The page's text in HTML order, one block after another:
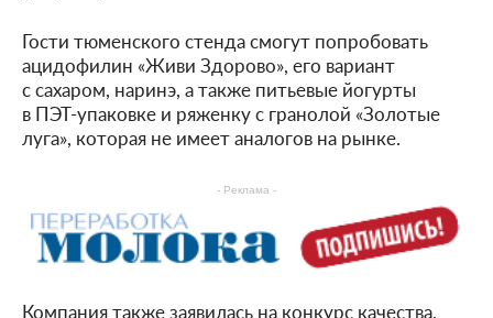
Гости тюменского стенда смогут попробовать
ацидофилин «Живи Здорово», его вариант
с сахаром, наринэ, а также питьевые йогурты
в ПЭТ-упаковке и ряженку с гранолой «Золотые
луга», которая не имеет аналогов на рынке.
- Реклама -
Компания также заявилась на конкурс качества,